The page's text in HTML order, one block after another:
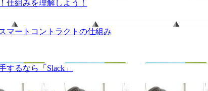
仕組みを理解しよう！
マートコントラクトの仕組み
るなら「Slack」